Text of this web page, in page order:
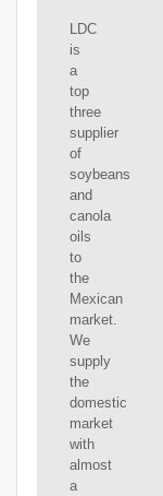
LDC
is
a
top
three
supplier
of
soybeans
and
canola
oils
to
the
Mexican
market.
We
supply
the
domestic
market
with
almost
a